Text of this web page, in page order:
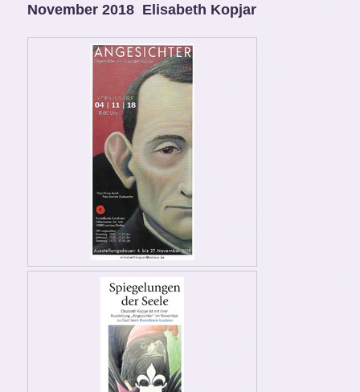
November 2018 Elisabeth Kopjar